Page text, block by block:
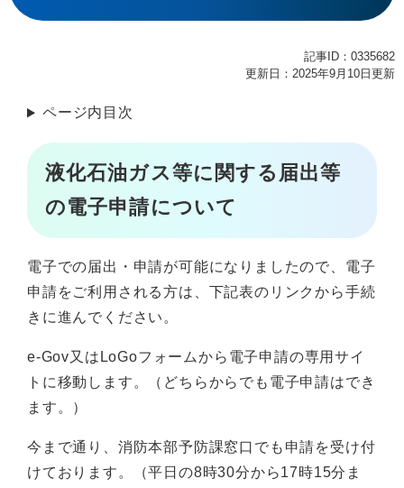
記事ID：0335682
更新日：2025年9月10日更新
ページ内目次
液化石油ガス等に関する届出等
の電子申請について
電子での届出・申請が可能になりましたので、電子
申請をご利用される方は、下記表のリンクから手続
きに進んでください。
e-Gov又はLoGoフォームから電子申請の専用サイ
トに移動します。（どちらからでも電子申請はでき
ます。）
今まで通り、消防本部予防課窓口でも申請を受け付
けております。（平日の8時30分から17時15分ま